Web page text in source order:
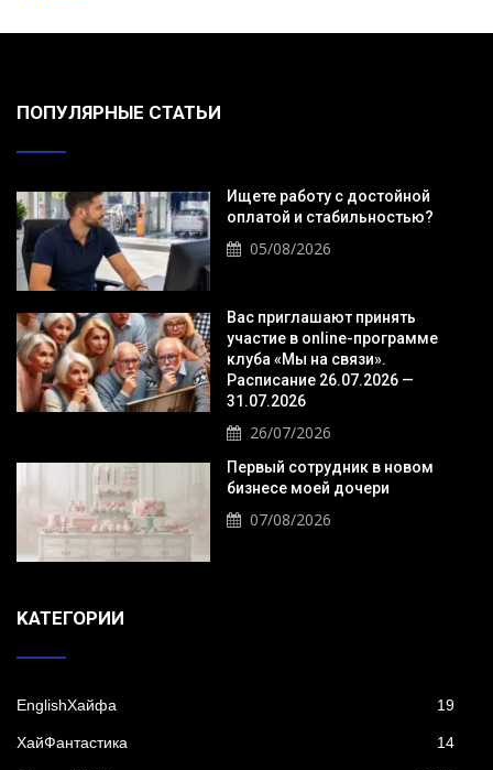
ПОПУЛЯРНЫЕ СТАТЬИ
Ищете работу с достойной
оплатой и стабильностью?
05/08/2026
Вас приглашают принять
участие в online-программе
клуба «Мы на связи».
Расписание 26.07.2026 —
31.07.2026
26/07/2026
Первый сотрудник в новом
бизнесе моей дочери
07/08/2026
KАТЕГОРИИ
EnglishХайфа 19
XайФантастика 14